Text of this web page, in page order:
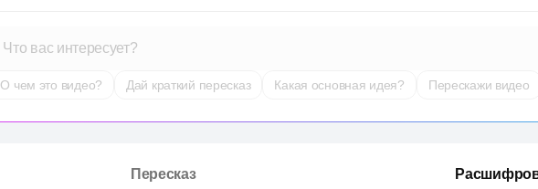
Что вас интересует?
О чем это видео? Дай краткий пересказ Какая основная идея? Перескажи видео
Пересказ